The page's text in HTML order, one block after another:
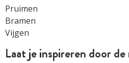
Pruimen
Bramen
Vijgen
Laat je inspireren door de